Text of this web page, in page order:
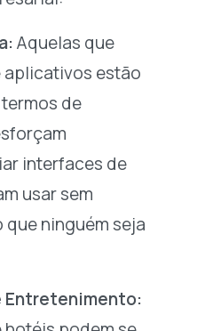
Aquelas que
aplicativos estão
de
interfaces de
usar sem
ninguém seja
Entretenimento: